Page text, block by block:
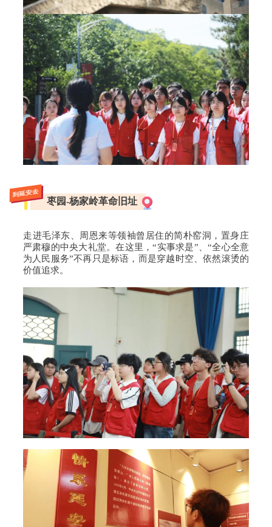
到延安去
枣园-杨家岭革命旧址
走进毛泽东、周恩来等领袖曾居住的简朴窑洞，置身庄
严肃穆的中央大礼堂。在这里，“实事求是”、“全心全意
为人民服务”不再只是标语，而是穿越时空、依然滚烫的
价值追求。